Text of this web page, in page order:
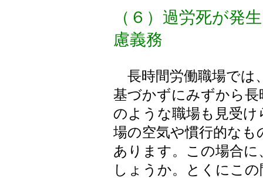
（６）過労死が発
慮義務
長時間労働職場では
基づかずにみずから
のような職場も見受
場の空気や慣行的な
あります。この場合
しょうか。とくにこ